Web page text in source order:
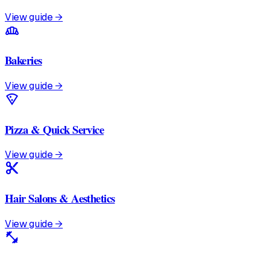
View guide →
bakery_dining
Bakeries
View guide →
local_pizza
Pizza & Quick Service
View guide →
content_cut
Hair Salons & Aesthetics
View guide →
fitness_center